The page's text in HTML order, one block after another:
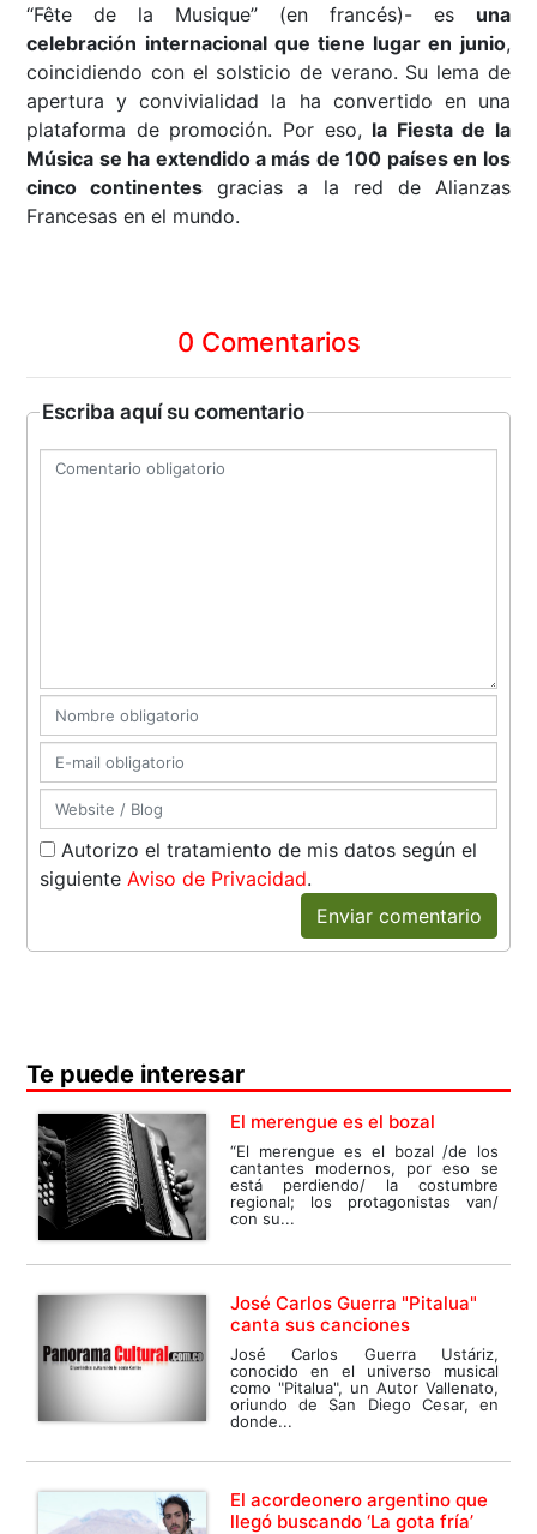
“Fête de la Musique” (en francés)- es una
celebración internacional que tiene lugar en junio,
coincidiendo con el solsticio de verano. Su lema de
apertura y convivialidad la ha convertido en una
plataforma de promoción. Por eso, la Fiesta de la
Música se ha extendido a más de 100 países en los
cinco continentes gracias a la red de Alianzas
Francesas en el mundo.
0 Comentarios
Escriba aquí su comentario
Autorizo el tratamiento de mis datos según el
siguienteAviso de Privacidad.
Enviar comentario
Te puede interesar
El merengue es el bozal
“El merengue es el bozal /de los
cantantes modernos, por eso se
está perdiendo/ la costumbre
regional; los protagonistas van/
con su...
José Carlos Guerra "Pitalua"
canta sus canciones
José Carlos Guerra Ustáriz,
conocido en el universo musical
como "Pitalua", un Autor Vallenato,
oriundo de San Diego Cesar, en
donde...
El acordeonero argentino que
llegó buscando ‘La gota fría’